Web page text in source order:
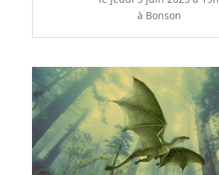
à Bonson